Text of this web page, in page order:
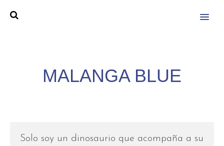
MENU
MALANGA BLUE
Solo soy un dinosaurio que acompaña a su